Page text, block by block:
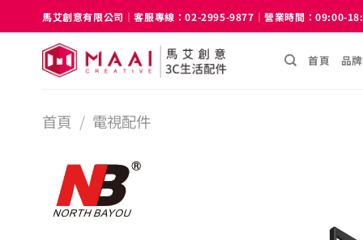
to
content
馬艾創意有限公司｜客服專線：02-2995-9877｜營業時間：09:00-
首頁 品
首頁 / 電視配件